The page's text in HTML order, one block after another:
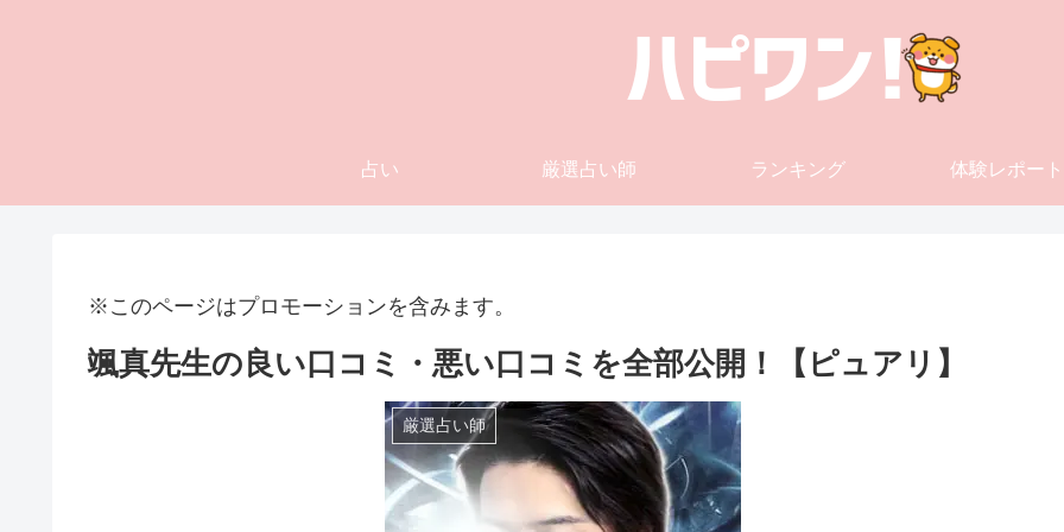
占い 厳選占い師 ランキング 体験レポート
※このページはプロモーションを含みます。
颯真先生の良い口コミ・悪い口コミを全部公開！【ピュアリ】
厳選占い師